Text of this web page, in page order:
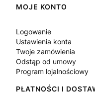
Linki w stopce
MOJE KONTO
Logowanie
Ustawienia konta
Twoje zamówienia
Odstąp od umowy
Program lojalnościowy
PŁATNOŚCI I